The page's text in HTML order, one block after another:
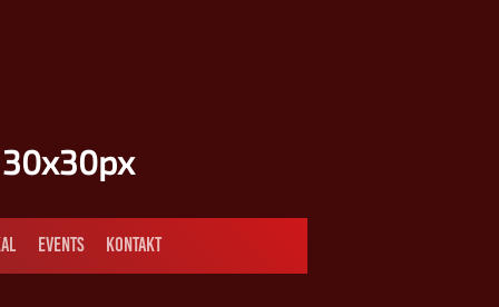
EVENTS KONTAKT